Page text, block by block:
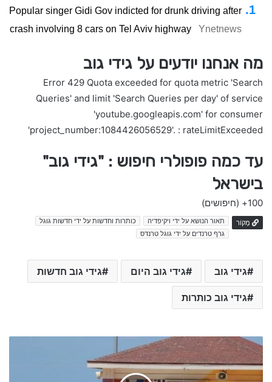
Popular singer Gidi Gov indicted for drunk driving after
crash involving 8 cars on Tel Aviv highway
Ynetnews
מה אנחנו יודעים על גידי גוב
Error 429 Quota exceeded for quota metric 'Search
Queries' and limit 'Search Queries per day' of service
'youtube.googleapis.com' for consumer
'project_number:1084426056529'. : rateLimitExceeded
עד כמה פופולרי חיפוש : "גידי גוב"
בישראל
100+ (חיפושים)
מָקוֹר תאור הנושא על ידי ויקיפדיה
כותרות וחדשות על ידי חדשות גוגל
גרף טרנדים על ידי גוגל טרנדס
גידי גוב גידי גוב היום גידי גוב חדשות
גידי גוב כותרות
ה
פ
נ